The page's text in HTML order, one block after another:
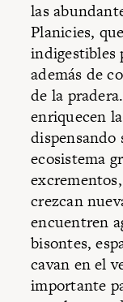
las
Planicies,
indigestibles
además de
de la
enriquecen
dispensando
ecosistema
crezcan
encuentren
bisontes,
cavan en el
importante